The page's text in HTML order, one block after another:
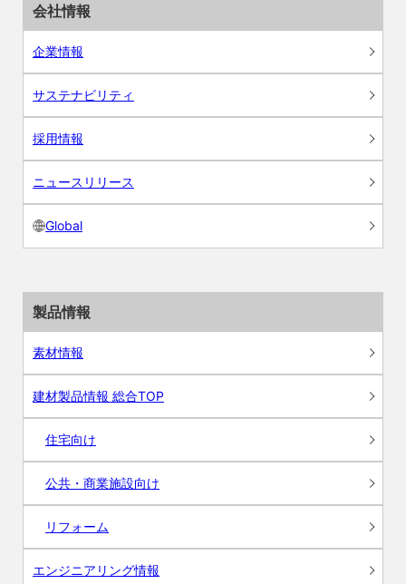
会社情報
企業情報
サステナビリティ
採用情報
ニュースリリース
Global
製品情報
素材情報
建材製品情報 総合TOP
住宅向け
公共・商業施設向け
リフォーム
エンジニアリング情報